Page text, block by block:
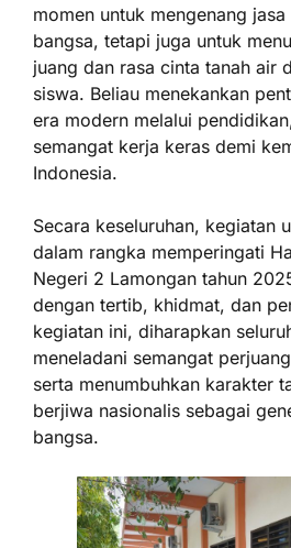
momen untuk mengenang
bangsa, tetapi juga untuk
juang dan rasa cinta tanah air
siswa. Beliau menekankan
era modern melalui
semangat kerja keras demi
Indonesia.
Secara keseluruhan, kegiatan
dalam rangka memperingati
Negeri 2 Lamongan tahun
dengan tertib, khidmat, dan
kegiatan ini, diharapkan
meneladani semangat
serta menumbuhkan karakter
berjiwa nasionalis sebagai
bangsa.